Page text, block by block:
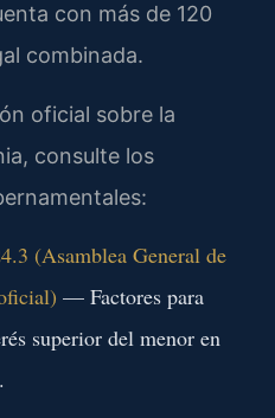
con más de 120
combinada.
oficial sobre la
consulte los
(Asamblea General de
— Factores para
superior del menor en